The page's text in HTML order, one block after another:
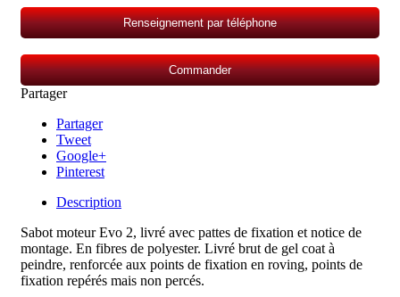
Renseignement par téléphone
Commander
Partager
Partager
Tweet
Google+
Pinterest
Description
Sabot moteur Evo 2, livré avec pattes de fixation et notice de
montage. En fibres de polyester. Livré brut de gel coat à
peindre, renforcée aux points de fixation en roving, points de
fixation repérés mais non percés.